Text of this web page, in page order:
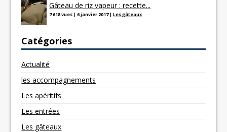
Gâteau de riz vapeur : recette...
7 618 vues |6 janvier 2017|Les gâteaux
Catégories
Actualité
les accompagnements
Les apéritifs
Les entrées
Les gâteaux